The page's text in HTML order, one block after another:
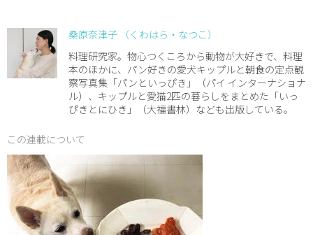
桑原奈津子 （くわはら・なつこ）
料理研究家。物心つくころから動物が大好きで、料理
本のほかに、パン好きの愛犬キップルと朝食の定点観
察写真集「パンといっぴき」（パイ インターナショナ
ル）、キップルと愛猫2匹の暮らしをまとめた「いっ
ぴきとにひき」（大福書林）なども出版している。
この連載について